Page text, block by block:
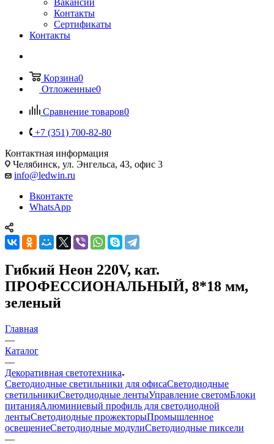
Вакансии
Контакты
Сертификаты
Контакты
Корзина0
Отложенные0
Сравнение товаров0
+7 (351) 700-82-80
Контактная информация
Челябинск, ул. Энгельса, 43, офис 3
info@ledwin.ru
Вконтакте
WhatsApp
Гибкий Неон 220V, кат.
ПРОФЕССИОНАЛЬНЫЙ, 8*18 мм,
зеленый
Главная
—
Каталог
—
Декоративная светотехника
Светодиодные светильники для офисаСветодиодные
светильникиСветодиодные лентыУправление светомБлоки
питанияАлюминиевый профиль для светодиодной
лентыСветодиодные прожекторыПромышленное
освещениеСветодиодные модулиСветодиодные пиксели
—